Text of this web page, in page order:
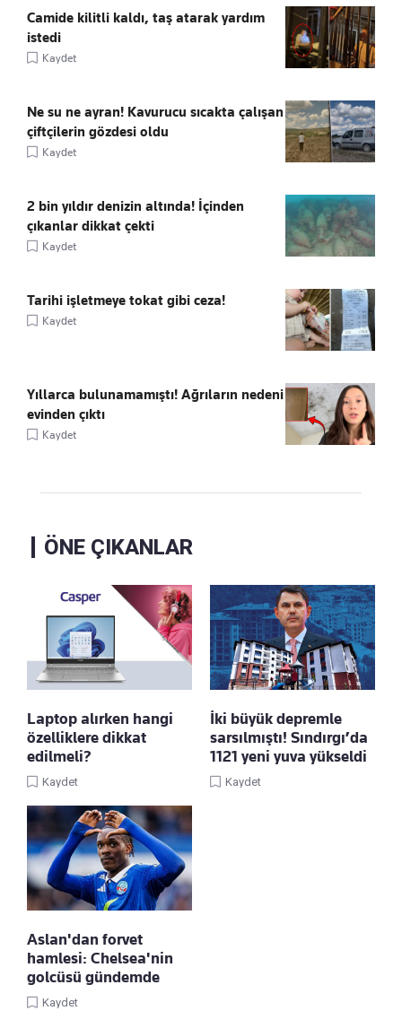
Camide kilitli kaldı, taş atarak yardım
istedi
Kaydet
Ne su ne ayran! Kavurucu sıcakta çalışan
çiftçilerin gözdesi oldu
Kaydet
2 bin yıldır denizin altında! İçinden
çıkanlar dikkat çekti
Kaydet
Tarihi işletmeye tokat gibi ceza!
Kaydet
Yıllarca bulunamamıştı! Ağrıların nedeni
evinden çıktı
Kaydet
ÖNE ÇIKANLAR
Laptop alırken hangi
özelliklere dikkat
edilmeli?
Kaydet
İki büyük depremle
sarsılmıştı! Sındırgı’da
1121 yeni yuva yükseldi
Kaydet
Aslan'dan forvet
hamlesi: Chelsea'nin
golcüsü gündemde
Kaydet